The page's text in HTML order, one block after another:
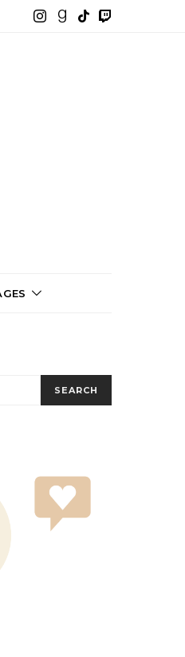
SEARCH